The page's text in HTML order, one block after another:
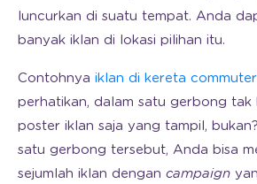
luncurkan di suatu tempat. Anda
banyak iklan di lokasi pilihan itu.
Contohnya iklan di kereta
perhatikan, dalam satu gerbong tak
poster iklan saja yang tampil,
satu gerbong tersebut, Anda bisa
sejumlah iklan dengan campaign